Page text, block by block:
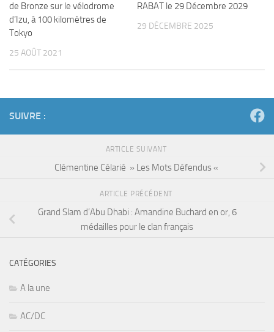
de Bronze sur le vélodrome
d’Izu, à 100 kilomètres de
Tokyo
25 AOÛT 2021
RABAT le 29 Décembre 2029
29 DÉCEMBRE 2025
SUIVRE :
ARTICLE SUIVANT
Clémentine Célarié » Les Mots Défendus «
ARTICLE PRÉCÉDENT
Grand Slam d’Abu Dhabi : Amandine Buchard en or, 6
médailles pour le clan français
CATÉGORIES
A la une
AC/DC